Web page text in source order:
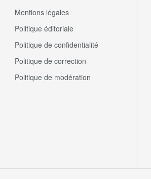
Mentions légales
Politique éditoriale
Politique de confidentialité
Politique de correction
Politique de modération